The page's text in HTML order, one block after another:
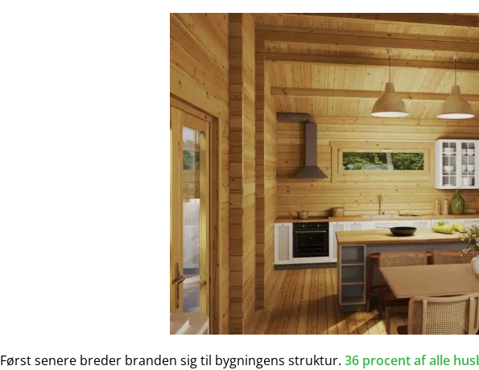
Først senere breder branden sig til bygningens struktur.36 procent af alle